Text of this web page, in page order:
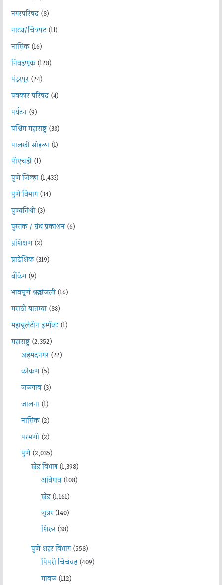
नगरपरिषद(8)
नाट्य/चित्रपट(11)
नासिक(16)
निवडणूक(128)
पंढरपूर(24)
पत्रकार परिषद(4)
पर्यटन(9)
पश्चिम महाराष्ट्र(38)
पालखी सोहळा(1)
पीएचडी(1)
पुणे जिल्हा(1,433)
पुणे विभाग(34)
पुण्यतिथी(3)
पुस्तक / ग्रंथ प्रकाशन(6)
प्रशिक्षण(2)
प्रादेशिक(319)
बँकिंग(9)
भावपूर्ण श्रद्धांजली(16)
मराठी बातम्या(88)
महाबुलेटीन इम्पॅक्ट(1)
महाराष्ट्र(2,352)
अहमदनगर(22)
कोकण(5)
जळगाव(3)
जालना(1)
नासिक(2)
परभणी(2)
पुणे(2,035)
खेड विभाग(1,398)
आंबेगाव(108)
खेड(1,161)
जुन्नर(140)
शिरूर(38)
पुणे शहर विभाग(558)
पिंपरी चिचंवड(409)
मावळ(112)